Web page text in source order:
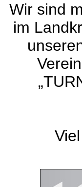
Wir sind
im